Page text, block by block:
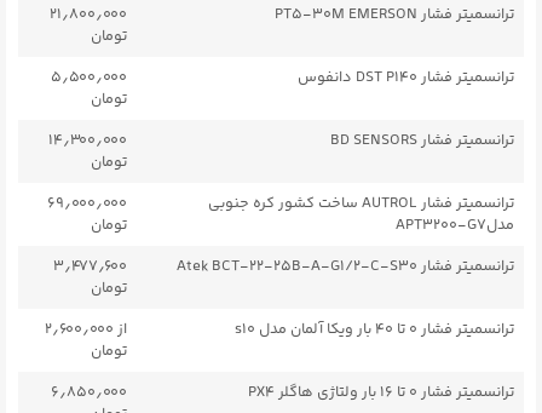
ترانسمیتر فشار PT5-30M EMERSON
۲۱٫۸۰۰٫۰۰۰
تومان
ترانسمیتر فشار DST P140 دانفوس
۵٫۵۰۰٫۰۰۰
تومان
ترانسمیتر فشار BD SENSORS
۱۴٫۳۰۰٫۰۰۰
تومان
ترانسمیتر فشار AUTROL ساخت کشور کره جنوبی
مدلAPT3200-G7
۶۹٫۰۰۰٫۰۰۰
تومان
ترانسمیتر فشار Atek BCT-۲۲-25B-A-G1/۲-C-S30
۳٫۴۷۷٫۶۰۰
تومان
ترانسمیتر فشار ۰ تا ۴۰ بار ویکا آلمان مدل s10
از ۲٫۶۰۰٫۰۰۰
تومان
ترانسمیتر فشار ۰ تا ۱۶ بار ولتاژی هاگلر PX4
۶٫۸۵۰٫۰۰۰